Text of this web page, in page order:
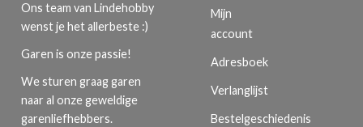
Ons team van Lindehobby
wenst je het allerbeste :)
Garen is onze passie!
We sturen graag garen
naar al onze geweldige
garenliefhebbers.
Mijn
account
Adresboek
Verlanglijst
Bestelgeschiedenis